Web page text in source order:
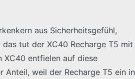
aus Sicherheitsgefühl,
tut der XC40 Recharge T5 mit
XC40 entfielen auf diese
Anteil, weil der Recharge T5 ein in